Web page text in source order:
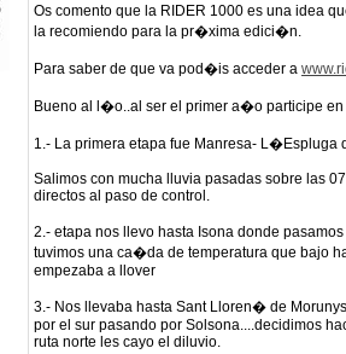
Os comento que la RIDER 1000 es una idea
la recomiendo para la pr�xima edici�n.
Para saber de que va pod�is acceder a
Bueno al l�o..al ser el primer a�o participe
1.- La primera etapa fue Manresa- L�Espluga
Salimos con mucha lluvia pasadas sobre las
directos al paso de control.
2.- etapa nos llevo hasta Isona donde
tuvimos una ca�da de temperatura que bajo
empezaba a llover
3.- Nos llevaba hasta Sant Lloren� de
por el sur pasando por Solsona....decidimos
ruta norte les cayo el diluvio.